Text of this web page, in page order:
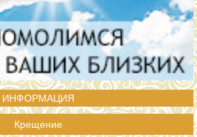
ИНФОРМАЦИЯ
Крещение